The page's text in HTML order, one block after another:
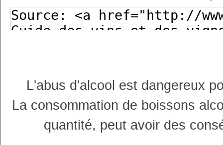
L'abus d'alcool est dangereux
La consommation de boissons
quantité, peut avoir des